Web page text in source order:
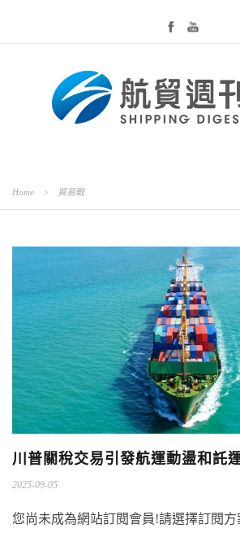
Home > 貿易戰
川普關稅交易引發航運動盪和託
2025-09-05
您尚未成為網站訂閱會員!請選擇訂閱方